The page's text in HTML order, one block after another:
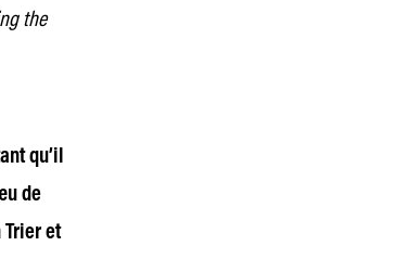
the
qu’il
de
Trier et